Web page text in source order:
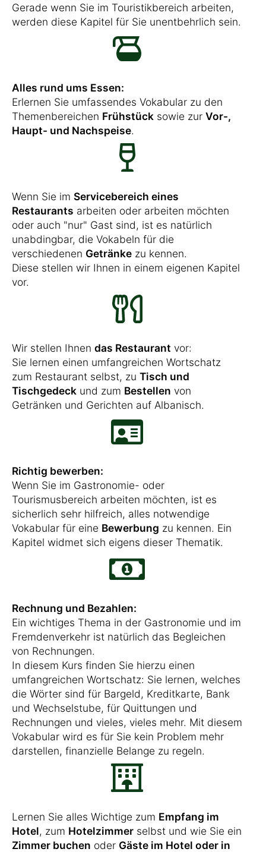
Gerade wenn Sie im Touristikbereich arbeiten,
werden diese Kapitel für Sie unentbehrlich sein.
Alles rund ums Essen:
Erlernen Sie umfassendes Vokabular zu den
Themenbereichen Frühstück sowie zur Vor-,
Haupt- und Nachspeise.
Wenn Sie im Servicebereich eines
Restaurants arbeiten oder arbeiten möchten
oder auch "nur" Gast sind, ist es natürlich
unabdingbar, die Vokabeln für die
verschiedenen Getränke zu kennen.
Diese stellen wir Ihnen in einem eigenen Kapitel
vor.
Wir stellen Ihnen das Restaurant vor:
Sie lernen einen umfangreichen Wortschatz
zum Restaurant selbst, zu Tisch und
Tischgedeck und zum Bestellen von
Getränken und Gerichten auf Albanisch.
Richtig bewerben:
Wenn Sie im Gastronomie- oder
Tourismusbereich arbeiten möchten, ist es
sicherlich sehr hilfreich, alles notwendige
Vokabular für eine Bewerbung zu kennen. Ein
Kapitel widmet sich eigens dieser Thematik.
Rechnung und Bezahlen:
Ein wichtiges Thema in der Gastronomie und im
Fremdenverkehr ist natürlich das Begleichen
von Rechnungen.
In diesem Kurs finden Sie hierzu einen
umfangreichen Wortschatz: Sie lernen, welches
die Wörter sind für Bargeld, Kreditkarte, Bank
und Wechselstube, für Quittungen und
Rechnungen und vieles, vieles mehr. Mit diesem
Vokabular wird es für Sie kein Problem mehr
darstellen, finanzielle Belange zu regeln.
Lernen Sie alles Wichtige zum Empfang im
Hotel, zum Hotelzimmer selbst und wie Sie ein
Zimmer buchen oder Gäste im Hotel oder in